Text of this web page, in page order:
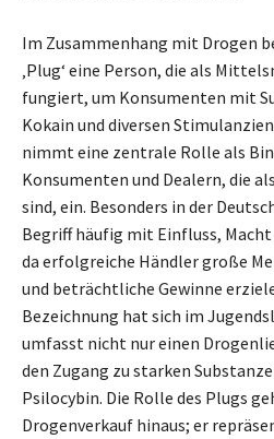
Im Zusammenhang mit Drogen
‚Plug‘ eine Person, die als
fungiert, um Konsumenten mit
Kokain und diversen
nimmt eine zentrale Rolle als
Konsumenten und Dealern, die
sind, ein. Besonders in der
Begriff häufig mit Einfluss,
da erfolgreiche Händler große
und beträchtliche Gewinne
Bezeichnung hat sich im
umfasst nicht nur einen
den Zugang zu starken
Psilocybin. Die Rolle des Plugs
Drogenverkauf hinaus; er